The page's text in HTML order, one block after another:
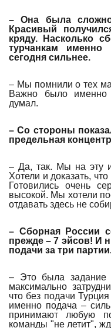
– Она была
Красивый
кряду. Насколько
турчанкам именно
сегодня сильнее.
– Мы помнили о тех
Важно было именно
думал.
– Со стороны
предельная
– Да, так. Мы на эту
Хотели и доказать,
Готовились очень
высокой. Мы хотели
отдавать здесь не
– Сборная России
прежде – 7 эйсов! И
подачи за три
– Это была задание
максимально
что без подачи
именно подача –
принимают любую
команды "не летит",